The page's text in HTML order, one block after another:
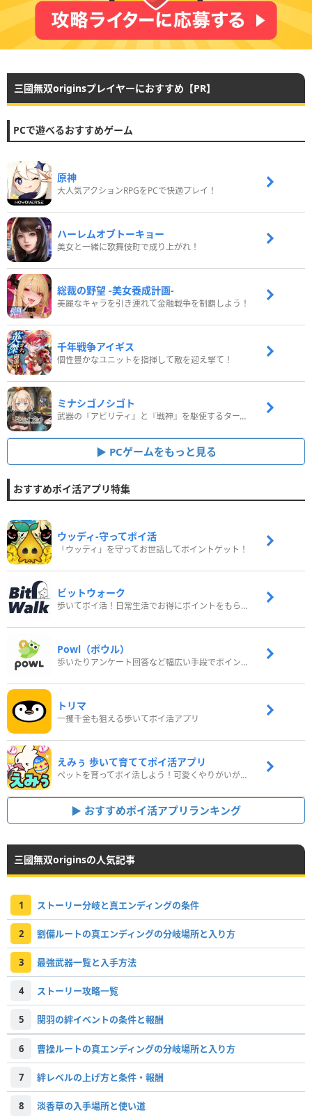
三國無双originsプレイヤーにおすすめ【PR】
PCで遊べるおすすめゲーム
原神
大人気アクションRPGをPCで快適プレイ！
ハーレムオブトーキョー
美女と一緒に歌舞伎町で成り上がれ！
総裁の野望 -美女養成計画-
美麗なキャラを引き連れて金融戦争を制覇しよう！
千年戦争アイギス
個性豊かなユニットを指揮して敵を迎え撃て！
ミナシゴノシゴト
武器の『アビリティ』と『戦神』を駆使するターン制コマンドバトルRPG！
PCゲームをもっと見る
おすすめポイ活アプリ特集
ウッディ‐守ってポイ活
「ウッディ」を守ってお世話してポイントゲット！
ビットウォーク
歩いてポイ活！日常生活でお得にポイントをもらおう
Powl（ポウル）
歩いたりアンケート回答など幅広い手段でポイントをゲット
トリマ
一攫千金も狙える歩いてポイ活アプリ
えみぅ 歩いて育ててポイ活アプリ
ペットを育ってポイ活しよう！可愛くやりがいがある新感覚アプリ
おすすめポイ活アプリランキング
三國無双originsの人気記事
1 ストーリー分岐と真エンディングの条件
2 劉備ルートの真エンディングの分岐場所と入り方
3 最強武器一覧と入手方法
4 ストーリー攻略一覧
5 関羽の絆イベントの条件と報酬
6 曹操ルートの真エンディングの分岐場所と入り方
7 絆レベルの上げ方と条件・報酬
8 淡香草の入手場所と使い道